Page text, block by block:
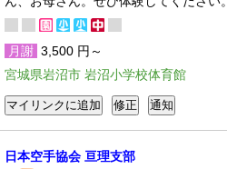
月謝 3,500 円～
宮城県岩沼市 岩沼小学校体育館
日本空手協会 亘理支部